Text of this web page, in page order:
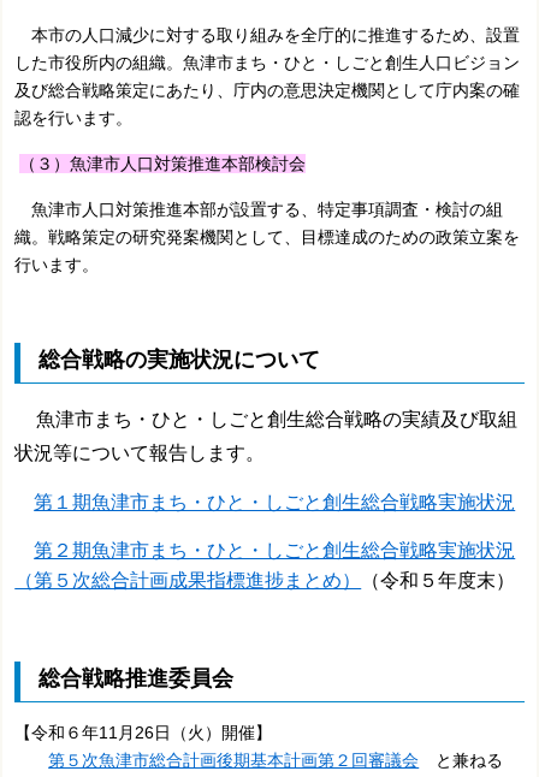
本市の人口減少に対する取り組みを全庁的に推進するため、設置
した市役所内の組織。魚津市まち・ひと・しごと創生人口ビジョン
及び総合戦略策定にあたり、庁内の意思決定機関として庁内案の確
認を行います。
（３）魚津市人口対策推進本部検討会
魚津市人口対策推進本部が設置する、特定事項調査・検討の組
織。戦略策定の研究発案機関として、目標達成のための政策立案を
行います。
総合戦略の実施状況について
魚津市まち・ひと・しごと創生総合戦略の実績及び取組
状況等について報告します。
第１期魚津市まち・ひと・しごと創生総合戦略実施状況
第２期魚津市まち・ひと・しごと創生総合戦略実施状況
（第５次総合計画成果指標進捗まとめ）
（令和５年度末）
総合戦略推進委員会
【令和６年11月26日（火）開催】
第５次魚津市総合計画後期基本計画第２回審議会 と兼ねる